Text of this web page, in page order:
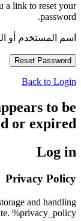
a link to reset your
password.
اسم المستخدم أو
Back to Login
to be
or expired.
Log in
Privacy Policy
and handling
%privacy_policy%